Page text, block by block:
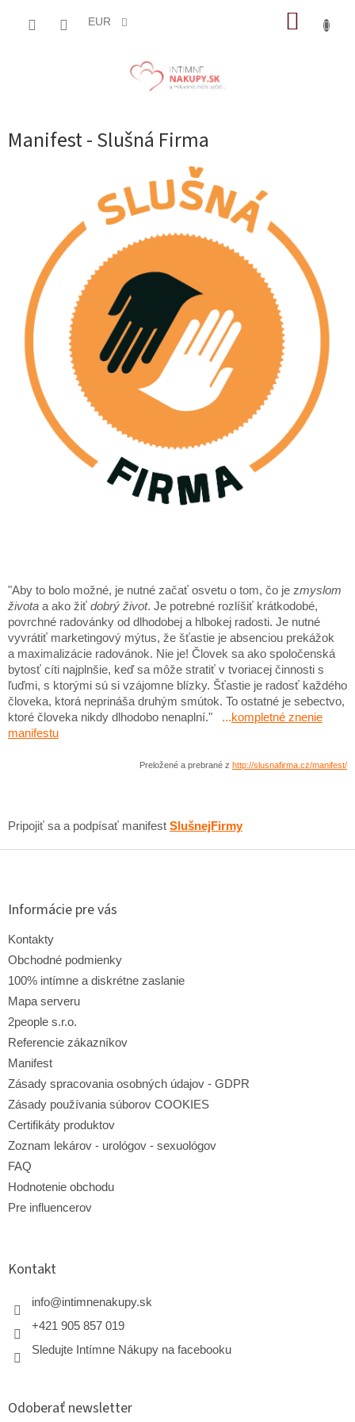
EUR
Manifest - Slušná Firma
"Aby to bolo možné, je nutné začať osvetu o tom, čo je zmyslom
života a ako žiť dobrý život. Je potrebné rozlíšiť krátkodobé,
povrchné radovánky od dlhodobej a hlbokej radosti. Je nutné
vyvrátiť marketingový mýtus, že šťastie je absenciou prekážok
a maximalizácie radovánok. Nie je! Človek sa ako spoločenská
bytosť cíti najplnšie, keď sa môže stratiť v tvoriacej činnosti s
ľuďmi, s ktorými sú si vzájomne blízky. Šťastie je radosť každého
človeka, ktorá neprináša druhým smútok. To ostatné je sebectvo,
ktoré človeka nikdy dlhodobo nenaplní." ...kompletné znenie
manifestu
Preložené a prebrané z http://slusnafirma.cz/manifest/
Pripojiť sa a podpísať manifest SlušnejFirmy
Z
Informácie pre vás
Kontakty
Obchodné podmienky
100% intímne a diskrétne zaslanie
Mapa serveru
2people s.r.o.
Referencie zákazníkov
Manifest
Zásady spracovania osobných údajov - GDPR
Zásady používania súborov COOKIES
Certifikáty produktov
Zoznam lekárov - urológov - sexuológov
FAQ
Hodnotenie obchodu
Pre influencerov
Kontakt
info@intimnenakupy.sk
+421 905 857 019
Sledujte Intímne Nákupy na facebooku
Odoberať newsletter